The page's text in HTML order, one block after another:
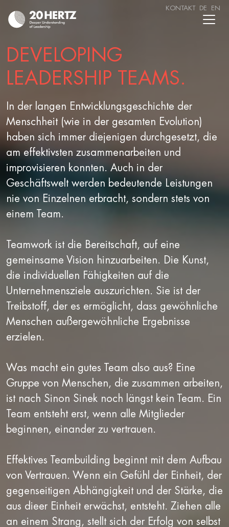
KONTAKT DE EN
DEVELOPING
LEADERSHIP TEAMS.
In der langen Entwicklungsgeschichte der
Menschheit (wie in der gesamten Evolution)
haben sich immer diejenigen durchgesetzt, die
am effektivsten zusammenarbeiten und
improvisieren konnten. Auch in der
Geschäftswelt werden bedeutende Leistungen
nie von Einzelnen erbracht, sondern stets von
einem Team.
Teamwork ist die Bereitschaft, auf eine
gemeinsame Vision hinzuarbeiten. Die Kunst,
die individuellen Fähigkeiten auf die
Unternehmensziele auszurichten. Sie ist der
Treibstoff, der es ermöglicht, dass gewöhnliche
Menschen außergewöhnliche Ergebnisse
erzielen.
Was macht ein gutes Team also aus? Eine
Gruppe von Menschen, die zusammen arbeiten,
ist nach Sinon Sinek noch längst kein Team. Ein
Team entsteht erst, wenn alle Mitglieder
beginnen, einander zu vertrauen.
Effektives Teambuilding beginnt mit dem Aufbau
von Vertrauen. Wenn ein Gefühl der Einheit, der
gegenseitigen Abhängigkeit und der Stärke, die
aus dieer Einheit erwächst, entsteht. Ziehen alle
an einem Strang, stellt sich der Erfolg von selbst